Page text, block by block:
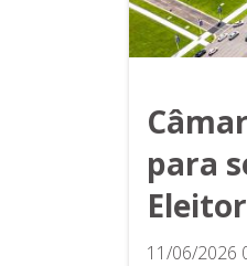
para
11/06/2026